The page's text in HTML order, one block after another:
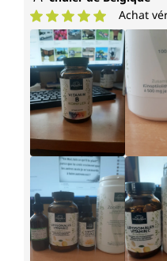
Note moyenne de 5
Achat